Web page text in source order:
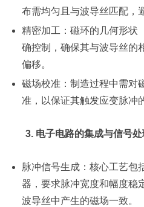
布需均匀且与波导丝匹配，
精密加工：磁环的几何形状
确控制，确保其与波导丝的
偏移。
磁场校准：制造过程中需对
准，以保证其触发应变脉冲
3. 电子电路的集成与信号处
脉冲信号生成：核心工艺包
器，要求脉冲宽度和幅度稳
波导丝中产生的磁场一致。